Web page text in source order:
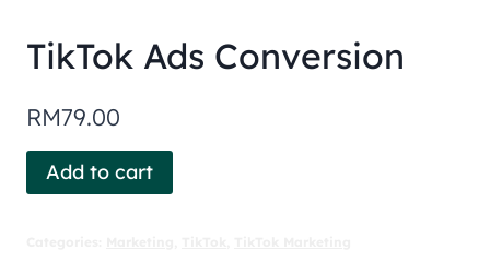
TikTok Ads Conversion
RM79.00
Add to cart